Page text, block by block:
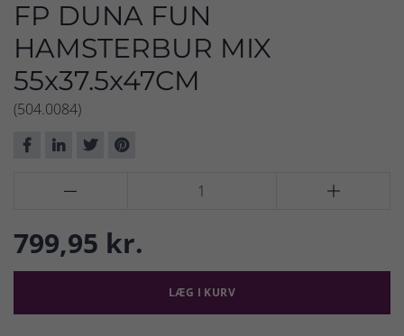
FP DUNA FUN
HAMSTERBUR MIX
55x37.5x47CM
(504.0084)
 
799,95 kr.
LÆG I KURV